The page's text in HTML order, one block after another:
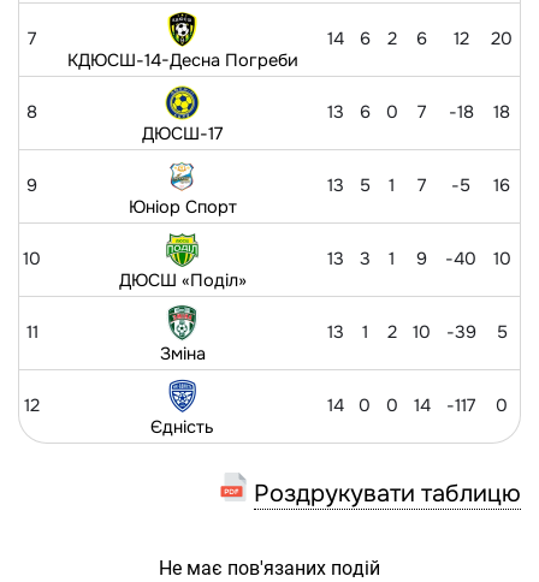
7
КДЮСШ-14-Десна Погреби
14 6 2 6 12 20
8
ДЮСШ-17
13 6 0 7 -18 18
9
Юніор Спорт
13 5 1 7 -5 16
10
ДЮСШ «Поділ»
13 3 1 9 -40 10
11
Зміна
13 1 2 10 -39 5
12
Єдність
14 0 0 14 -117 0
Роздрукувати таблицю
Не має пов'язаних подій